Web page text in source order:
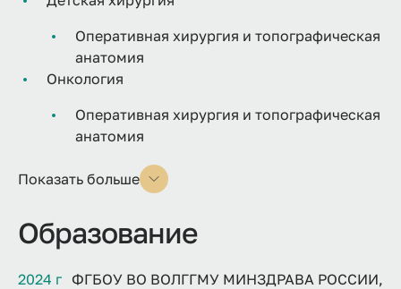
Оперативная хирургия и топографическая
анатомия
Онкология
Оперативная хирургия и топографическая
анатомия
Показать больше
Образование
2024 г ФГБОУ ВО ВОЛГГМУ МИНЗДРАВА РОССИИ,